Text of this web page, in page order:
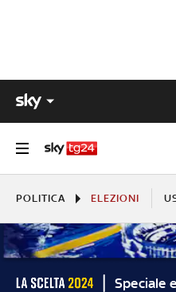
POLITICA ELEZIONI
Speciale